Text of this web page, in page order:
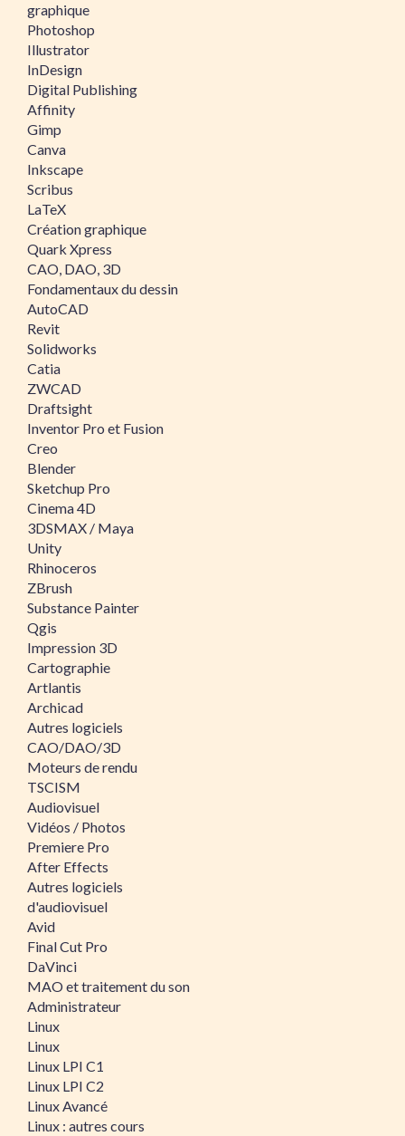
graphique
Photoshop
Illustrator
InDesign
Digital Publishing
Affinity
Gimp
Canva
Inkscape
Scribus
LaTeX
Création graphique
Quark Xpress
CAO, DAO, 3D
Fondamentaux du dessin
AutoCAD
Revit
Solidworks
Catia
ZWCAD
Draftsight
Inventor Pro et Fusion
Creo
Blender
Sketchup Pro
Cinema 4D
3DSMAX / Maya
Unity
Rhinoceros
ZBrush
Substance Painter
Qgis
Impression 3D
Cartographie
Artlantis
Archicad
Autres logiciels
CAO/DAO/3D
Moteurs de rendu
TSCISM
Audiovisuel
Vidéos / Photos
Premiere Pro
After Effects
Autres logiciels
d'audiovisuel
Avid
Final Cut Pro
DaVinci
MAO et traitement du son
Administrateur
Linux
Linux
Linux LPI C1
Linux LPI C2
Linux Avancé
Linux : autres cours